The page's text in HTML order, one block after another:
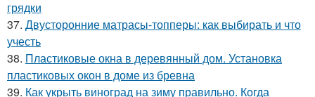
грядки
37. Двусторонние матрасы-топперы: как выбирать и что
учесть
38. Пластиковые окна в деревянный дом. Установка
пластиковых окон в доме из бревна
39. Как укрыть виноград на зиму правильно. Когда